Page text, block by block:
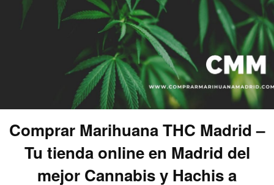
Comprar Marihuana THC Madrid –
Tu tienda online en Madrid del
mejor Cannabis y Hachis a